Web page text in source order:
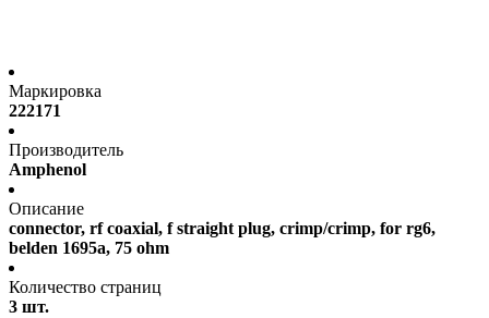
Маркировка
222171
Производитель
Amphenol
Описание
connector, rf coaxial, f straight plug, crimp/crimp, for rg6,
belden 1695a, 75 ohm
Количество страниц
3 шт.